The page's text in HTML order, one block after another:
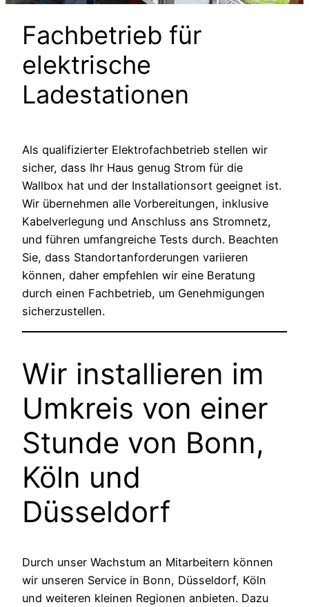
Fachbetrieb für
elektrische
Ladestationen
Als qualifizierter Elektrofachbetrieb stellen wir
sicher, dass Ihr Haus genug Strom für die
Wallbox hat und der Installationsort geeignet ist.
Wir übernehmen alle Vorbereitungen, inklusive
Kabelverlegung und Anschluss ans Stromnetz,
und führen umfangreiche Tests durch. Beachten
Sie, dass Standortanforderungen variieren
können, daher empfehlen wir eine Beratung
durch einen Fachbetrieb, um Genehmigungen
sicherzustellen.
Wir installieren im
Umkreis von einer
Stunde von Bonn,
Köln und
Düsseldorf
Durch unser Wachstum an Mitarbeitern können
wir unseren Service in Bonn, Düsseldorf, Köln
und weiteren kleinen Regionen anbieten. Dazu